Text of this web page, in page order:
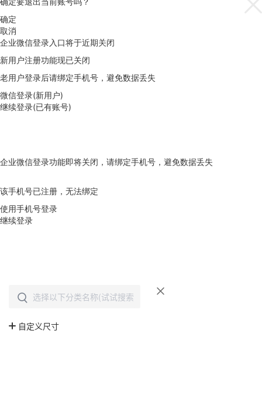
确定
取消
企业微信登录入口将于近期关闭
新用户注册功能现已关闭
老用户登录后请绑定手机号，避免数据丢失
微信登录(新用户)
继续登录(已有账号)
企业微信登录功能即将关闭，请绑定手机号，避免数据丢失
该手机号已注册，无法绑定
使用手机号登录
继续登录